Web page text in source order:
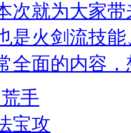
次就为大家
是火剑流技
全面的内容